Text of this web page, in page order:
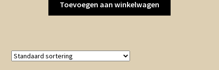
Toevoegen aan winkelwagen